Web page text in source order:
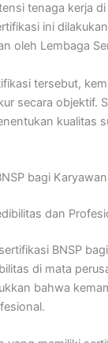
tenaga kerja
ini
oleh Lembaga
tersebut,
secara objektif.
kualitas
bagi Karyawan
dan
BNSP
di mata
bahwa